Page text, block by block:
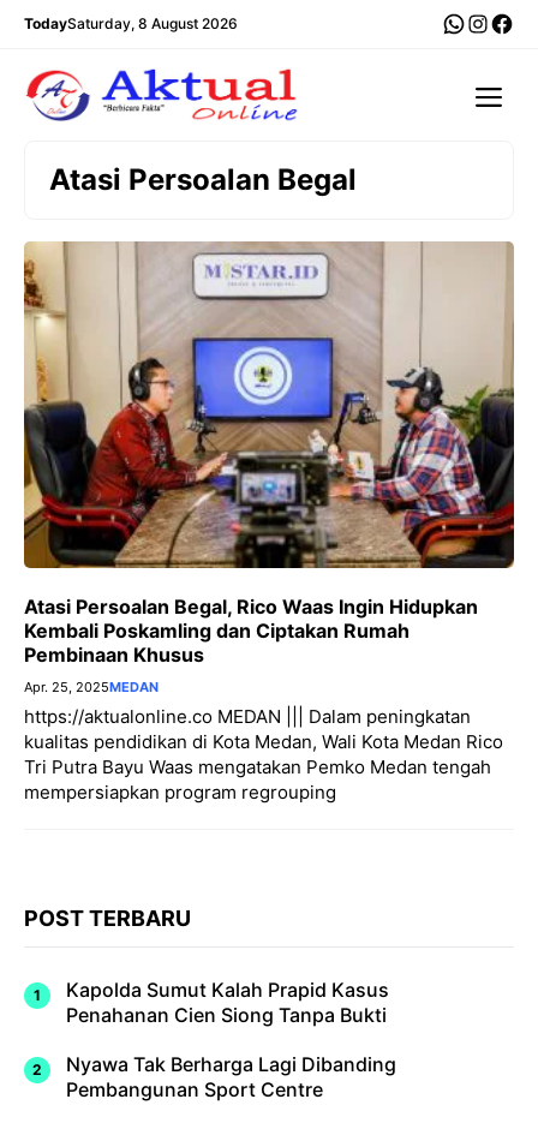
Langsung
TodaySaturday, 8 August 2026
Atasi Persoalan Begal
Atasi Persoalan Begal, Rico Waas Ingin Hidupkan
Kembali Poskamling dan Ciptakan Rumah
Pembinaan Khusus
Apr. 25, 2025MEDAN
https://aktualonline.co MEDAN ||| Dalam peningkatan
kualitas pendidikan di Kota Medan, Wali Kota Medan Rico
Tri Putra Bayu Waas mengatakan Pemko Medan tengah
mempersiapkan program regrouping
POST TERBARU
Kapolda Sumut Kalah Prapid Kasus
Penahanan Cien Siong Tanpa Bukti
Nyawa Tak Berharga Lagi Dibanding
Pembangunan Sport Centre